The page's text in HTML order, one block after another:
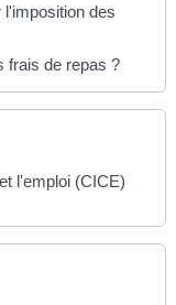
des
frais de repas ?
l'emploi (CICE)